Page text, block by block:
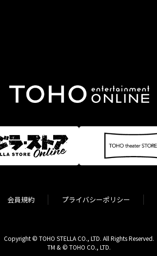
会員規約 プライバシーポリシー
Copyright © TOHO STELLA CO., LTD. All Rights Reserved.
TM & © TOHO CO., LTD.